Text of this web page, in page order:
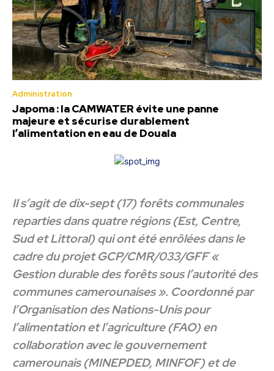
Administration
Japoma : la CAMWATER évite une panne
majeure et sécurise durablement
l’alimentation en eau de Douala
Il s’agit de dix-sept (17) forêts communales
reparties dans quatre régions (Est, Centre,
Sud et Littoral) qui ont été enrôlées dans le
cadre du projet GCP/CMR/033/GFF «
Gestion durable des forêts sous l’autorité des
communes camerounaises ». Coordonné par
l’Organisation des Nations-Unis pour
l’alimentation et l’agriculture (FAO) en
collaboration avec le gouvernement
camerounais (MINEPDED, MINFOF) et de